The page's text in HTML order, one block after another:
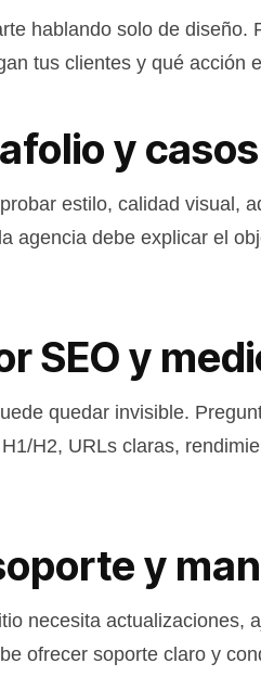
hablando solo de diseño.
tus clientes y qué acción
y
estilo, calidad visual,
agencia debe explicar el
SEO y
quedar invisible.
H2, URLs claras,
y
necesita actualizaciones,
ofrecer soporte claro y